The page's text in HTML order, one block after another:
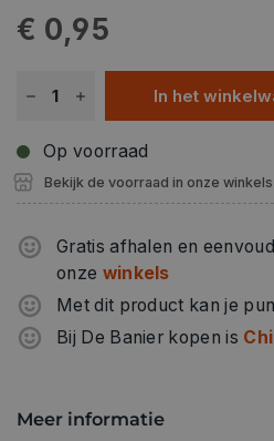
€ 0,95
In het
Op voorraad
Bekijk de voorraad in onze winkels
Gratis afhalen en
onze winkels
Met dit product kan je
Bij De Banier kopen is
Meer informatie